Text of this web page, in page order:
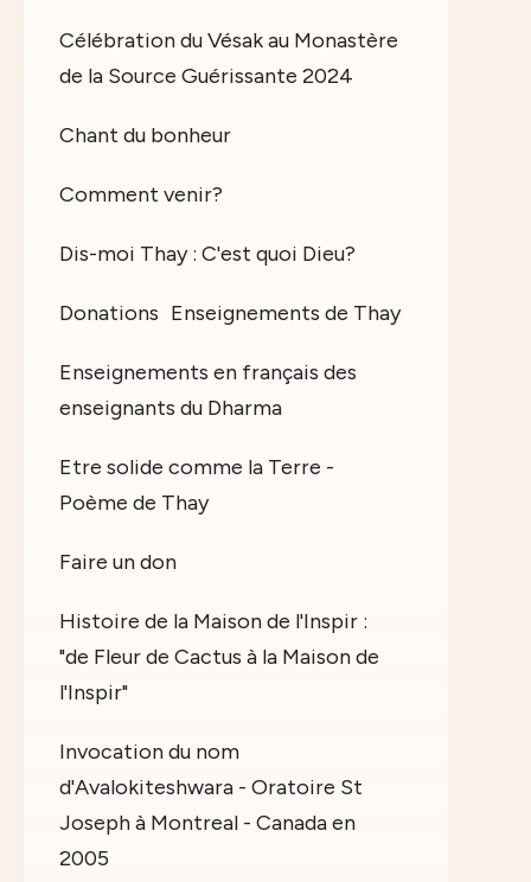
Célébration du Vésak au Monastère
de la Source Guérissante 2024
Chant du bonheur
Comment venir?
Dis-moi Thay : C'est quoi Dieu?
Donations Enseignements de Thay
Enseignements en français des
enseignants du Dharma
Etre solide comme la Terre -
Poème de Thay
Faire un don
Histoire de la Maison de l'Inspir :
"de Fleur de Cactus à la Maison de
l'Inspir"
Invocation du nom
d'Avalokiteshwara - Oratoire St
Joseph à Montreal - Canada en
2005